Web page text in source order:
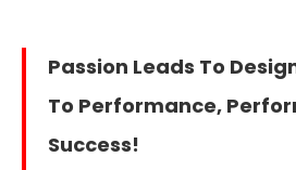
Passion Leads To
To Performance,
Success!